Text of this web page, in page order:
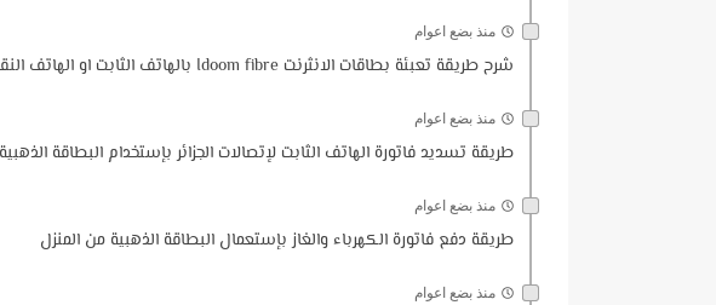
منذ بضع اعوام
شرح طريقة تعبئة بطاقات الانثرنت Idoom fibre بالهاتف الثابت او الهاتف النقال
منذ بضع اعوام
طريقة تسديد فاتورة الهاتف الثابت لإتصالات الجزائر بإستخدام البطاقة
منذ بضع اعوام
طريقة دفع فاتورة الكهرباء والغاز بإستعمال البطاقة الذهبية من المنزل
منذ بضع اعوام